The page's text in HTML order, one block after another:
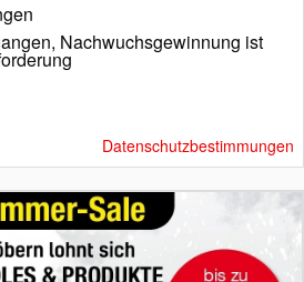
Nachwuchsgewinnung ist
Datenschutzbestimmungen